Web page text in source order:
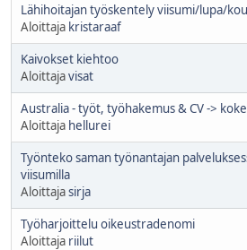
Lähihoitajan työskentely viisumi/lupa/
Aloittaja kristaraaf
Kaivokset kiehtoo
Aloittajavisat
Australia - työt, työhakemus & CV ->
Aloittaja hellurei
Työnteko saman työnantajan
viisumilla
Aloittajasirja
Työharjoittelu oikeustradenomi
Aloittaja riilut